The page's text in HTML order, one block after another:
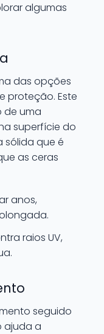
algumas
das opções
proteção. Este
de uma
superfície do
sólida que é
as ceras
anos,
raios UV,
seguido
ajuda a